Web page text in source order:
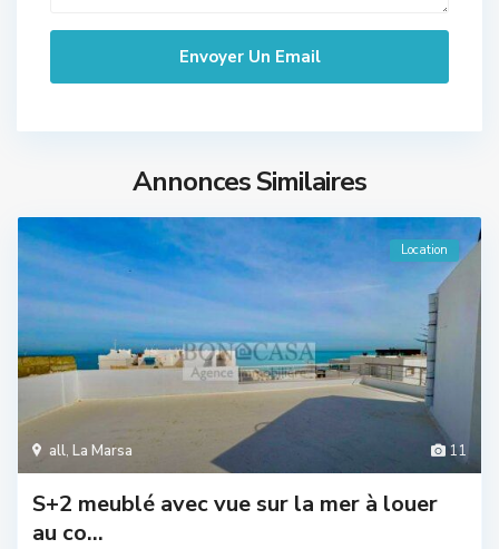
Annonces Similaires
11
all, La Marsa
Location
S+2 meublé avec vue sur la mer à louer
au co...